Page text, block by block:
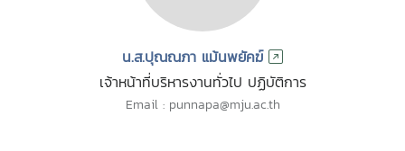
น.ส.ปุณณภา แม้นพยัคฆ์
เจ้าหน้าที่บริหารงานทั่วไป ปฏิบัติการ
Email : punnapa@mju.ac.th